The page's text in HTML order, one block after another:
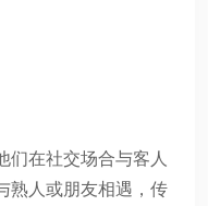
们在社交场合与客人
熟人或朋友相遇，传